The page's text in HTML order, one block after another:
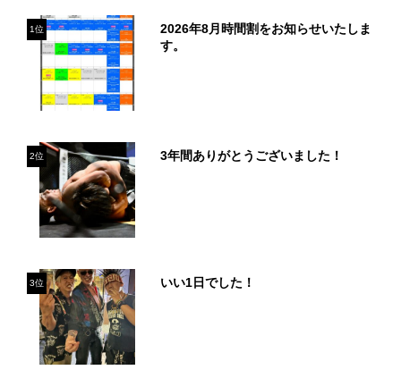
1位
2026年8月時間割をお知らせいたしま
す。
2位 3年間ありがとうございました！
3位 いい1日でした！